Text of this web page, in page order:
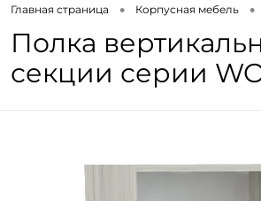
Главная страница • Корпусная мебель •
Полка
секции серии